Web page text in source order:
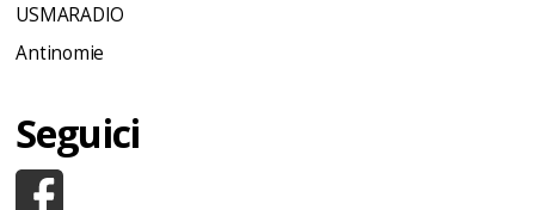
USMARADIO
Antinomie
Seguici